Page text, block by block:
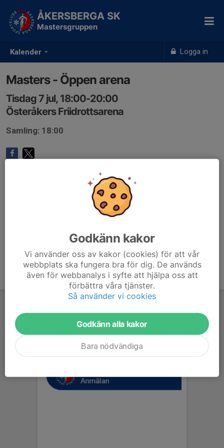
Kalender Logga in
ÅKERSBERGA SK
Mastersgruppen
Masters - Öppen arena
Tisdag 7 jul, 18:00-20:00
Österåkers Friidrottsarena
Samling: 18:00
Godkänn kakor
Vi använder oss av kakor (cookies) för att vår
webbplats ska fungera bra för dig. De används
även för webbanalys i syfte att hjälpa oss att
förbättra våra tjänster.
Så använder vi cookies
Godkänn alla kakor
Bara nödvändiga